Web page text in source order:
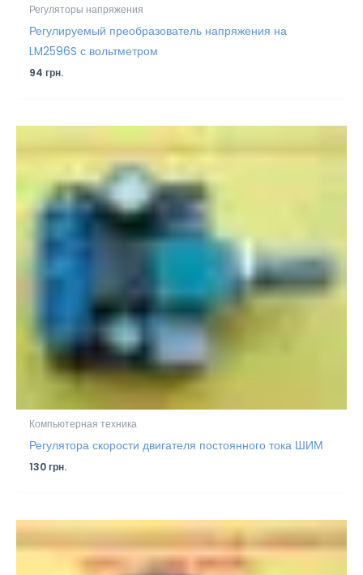
Регуляторы напряжения
Регулируемый преобразователь напряжения на
LM2596S с вольтметром
94грн.
Компьютерная техника
Регулятора скорости двигателя постоянного тока ШИМ
130грн.